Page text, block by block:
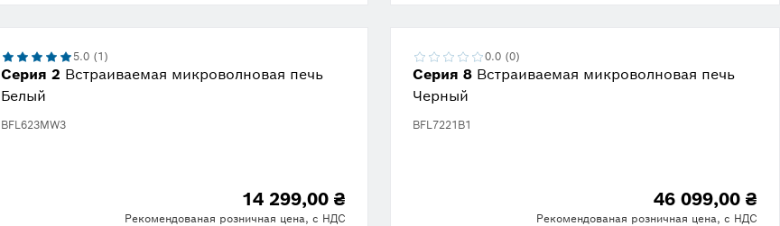
Серия 2 Встраиваемая микроволновая печь
Белый
BFL623MW3
5.0 (1)
14 299,00 ₴
Рекомендованая розничная цена, с НДС
Серия 8 Встраиваемая микроволновая печь
Черный
BFL7221B1
0.0 (0)
46 099,00 ₴
Рекомендованая розничная цена, с НДС